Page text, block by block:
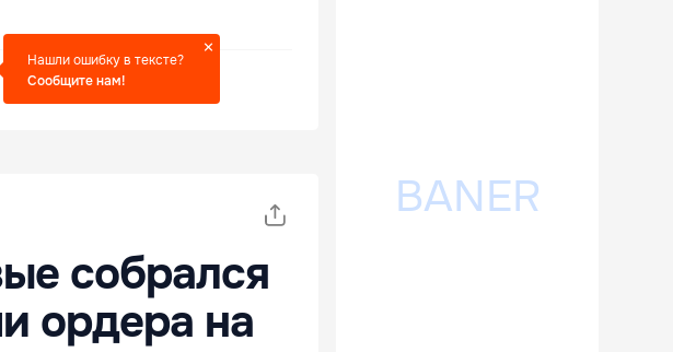
Нашли ошибку в тексте?
Сообщите нам!
собрался
ордера на